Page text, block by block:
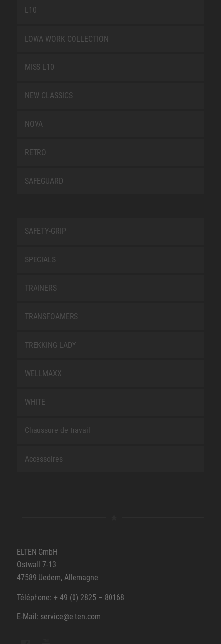
L10
LOWA WORK COLLECTION
MISS L10
NEW CLASSICS
NOVA
RETRO
SAFEGUARD
SAFETY-GRIP
SPECIALS
TRAINERS
TRANSFOAMERS
TREKKING LADY
WELLMAXX
WHITE
Chaussure de travail
Accessoires
ELTEN GmbH
Ostwall 7-13
47589 Uedem, Allemagne
Téléphone: + 49 (0) 2825 – 80168
E-Mail: service@elten.com